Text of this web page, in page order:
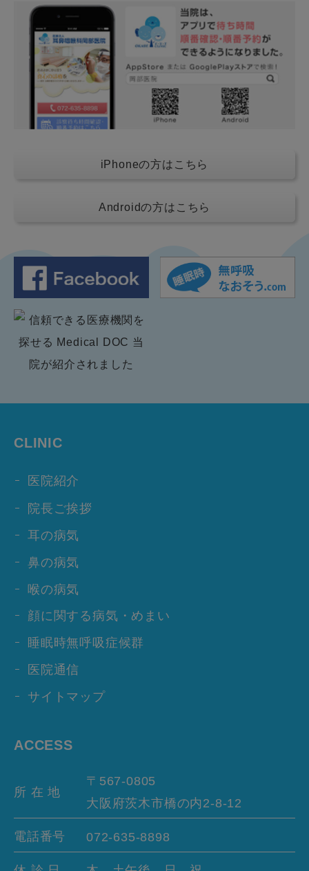
iPhoneの方はこちら
Androidの方はこちら
CLINIC
医院紹介
院長ご挨拶
耳の病気
鼻の病気
喉の病気
顔に関する病気・めまい
睡眠時無呼吸症候群
医院通信
サイトマップ
ACCESS
所 在 地
〒567-0805
大阪府茨木市橋の内 2-8-12
電話番号 072-635-8898